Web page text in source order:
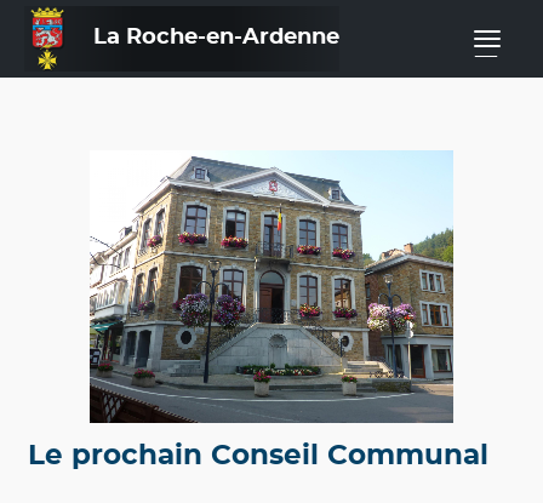
La Roche-en-Ardenne —
Le prochain Conseil Communal